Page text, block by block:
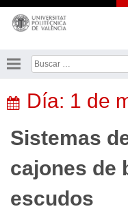
Saltar
contenido
Buscar:
Día: 1 de
Sistemas
cajones de
escudos